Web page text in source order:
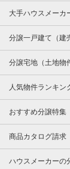
大手ハウスメーカ
分譲一戸建て（建
分譲宅地（土地物
人気物件ランキン
おすすめ分譲特集
商品カタログ請求
ハウスメーカーの